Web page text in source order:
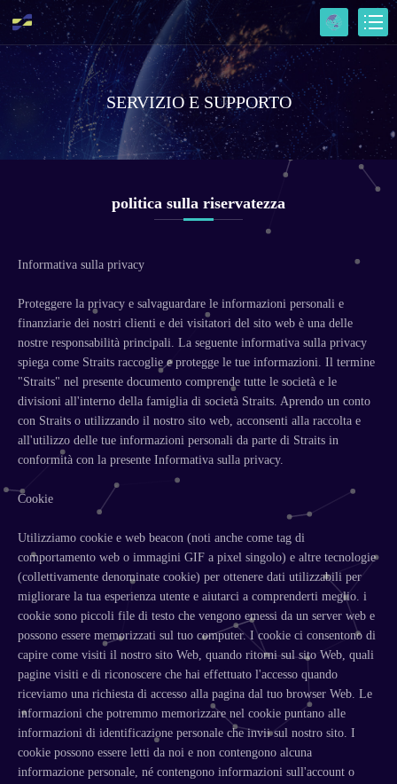
SERVIZIO E SUPPORTO
politica sulla riservatezza
Informativa sulla privacy
Proteggere la privacy e salvaguardare le informazioni personali e
finanziarie dei nostri clienti e dei visitatori del sito web è una delle
nostre responsabilità principali. La seguente informativa sulla privacy
spiega come Straits raccoglie e protegge le tue informazioni. Il termine
"Straits" nel presente documento comprende tutte le società e le
divisioni all'interno della famiglia di società Straits. Aprendo un conto
con Straits o utilizzando il nostro sito web, acconsenti alla raccolta e
all'utilizzo delle tue informazioni personali da parte di Straits in
conformità con la presente Informativa sulla privacy.
Cookie
Utilizziamo cookie e web beacon (noti anche come tag di
comportamento web o immagini GIF a pixel singolo) e altre tecnologie
(collettivamente denominate cookie) per ottenere dati utilizzabili per
migliorare la tua esperienza utente e aiutarci a comprenderti meglio. i
cookie sono piccoli file di testo che vengono emessi da un server web e
possono essere memorizzati sul tuo computer. I cookie ci consentono di
capire come visiti il ​​nostro sito Web, quando ritorni sul sito Web, quali
pagine visiti e di riconoscere che hai effettuato l'accesso quando
riceviamo una richiesta di accesso alla pagina dal tuo browser Web. Le
informazioni che potremmo memorizzare nel cookie puntano alle
informazioni di identificazione personale che invii sul nostro sito. I
cookie possono essere letti da noi e non contengono alcuna
informazione personale, né contengono informazioni sull'account o